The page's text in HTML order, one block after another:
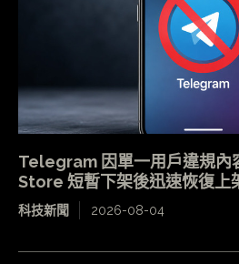
Telegram 因單一用戶違規
Store 短暫下架後迅速恢復上
科技新聞 2026-08-04